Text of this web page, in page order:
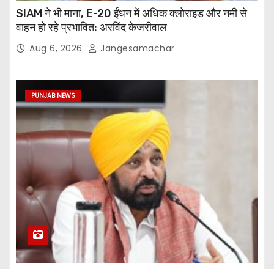
SIAM ने भी माना, E-20 ईंधन में अधिक क्लोराइड और नमी से
वाहन हो रहे प्रभावित: अरविंद केजरीवाल
Aug 6, 2026 Jangesamachar
PUNJAB NEWS